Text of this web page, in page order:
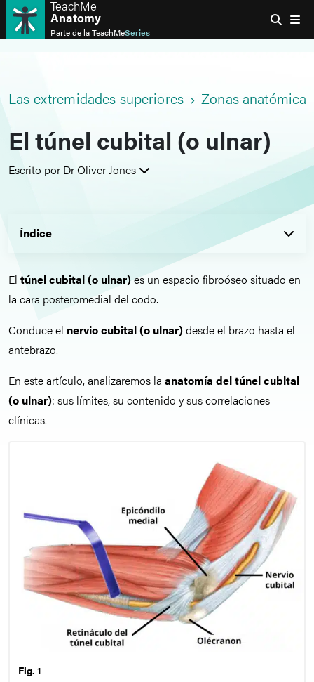
TeachMe
Anatomy
Parte de laTeachMeSeries
Las extremidades superiores Zonas anatómicas
El túnel cubital (o ulnar)
Escrito por Dr Oliver Jones
Índice
El túnel cubital (o ulnar)es un espacio fibroóseo situado en
la cara posteromedial del codo.
Conduce el nervio cubital (o ulnar)desde el brazo hasta el
antebrazo.
En este artículo, analizaremos la anatomía del túnel cubital
(o ulnar): sus límites, su contenido y sus correlaciones
clínicas.
Fig. 1